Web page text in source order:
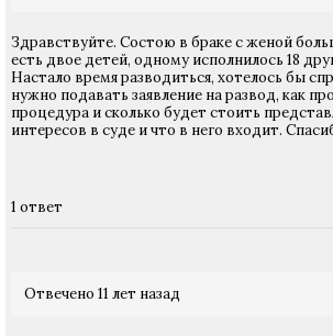
Здравствуйте. Состою в браке с женой
есть двое детей, одному исполнилось 18
Настало время разводиться, хотелось бы
нужно подавать заявление на развод, как
процедура и сколько будет стоить
интересов в суде и что в него входит.
1 ответ
Отвечено 11 лет назад